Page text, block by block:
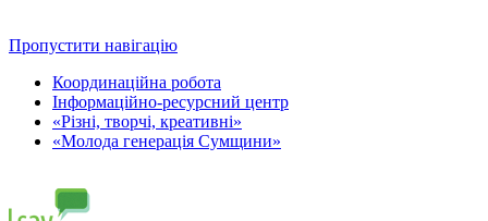
Пропустити навігацію
Координаційна робота
Інформаційно-ресурсний центр
«Різні, творчі, креативні»
«Молода генерація Сумщини»